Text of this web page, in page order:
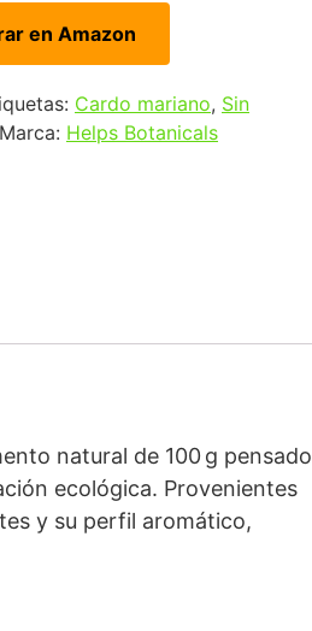
en Amazon
Cardo mariano, Sin
Marca: Helps Botanicals
natural de 100 g pensado
ecológica. Provenientes
y su perfil aromático,